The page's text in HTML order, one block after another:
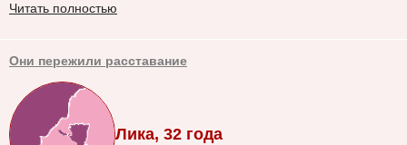
Читать полностью
Они пережили расставание
Лика, 32 года